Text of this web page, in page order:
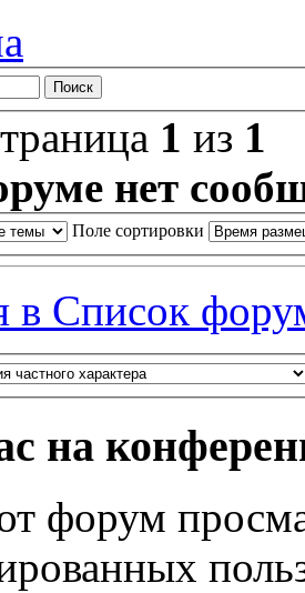
1 из 1
нет
Поле сортировки
в Список
на
форум